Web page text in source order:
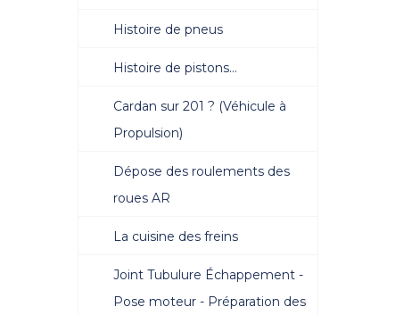
Histoire de pneus
Histoire de pistons…
Cardan sur 201 ? (Véhicule à
Propulsion)
Dépose des roulements des
roues AR
La cuisine des freins
Joint Tubulure Échappement -
Pose moteur - Préparation des